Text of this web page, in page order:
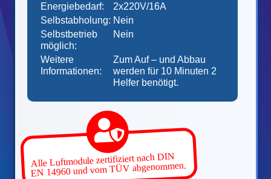
Energiebedarf:
2x220V/16A
Selbstabholung: Nein
Selbstbetrieb
möglich:
Nein
Weitere
Informationen:
Zum Auf – und Abbau
werden für 10 Minuten 2
Helfer benötigt.
Alle Luftmodule zertifiziert nach DIN
EN 14960 und vom TÜV abgenommen.